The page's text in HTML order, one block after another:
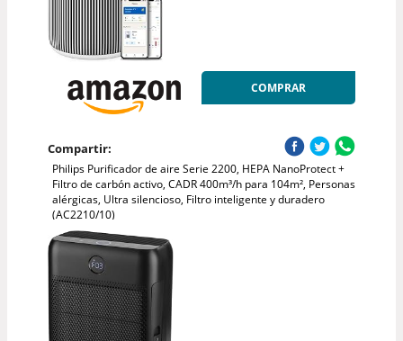
COMPRAR
Compartir:
Philips Purificador de aire Serie 2200, HEPA NanoProtect +
Filtro de carbón activo, CADR 400m³/h para 104m², Personas
alérgicas, Ultra silencioso, Filtro inteligente y duradero
(AC2210/10)